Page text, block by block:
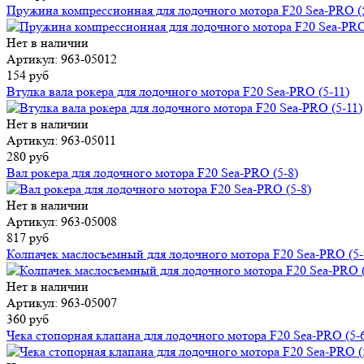
Пружина компрессионная для лодочного мотора F20 Sea-PRO
Нет в наличии
Артикул: 963-05012
154 руб
Втулка вала рокера для лодочного мотора F20 Sea-PRO (5-11)
Нет в наличии
Артикул: 963-05011
280 руб
Вал рокера для лодочного мотора F20 Sea-PRO (5-8)
Нет в наличии
Артикул: 963-05008
817 руб
Колпачек маслосъемный для лодочного мотора F20 Sea-PRO
Нет в наличии
Артикул: 963-05007
360 руб
Чека стопорная клапана для лодочного мотора F20 Sea-PRO (5-